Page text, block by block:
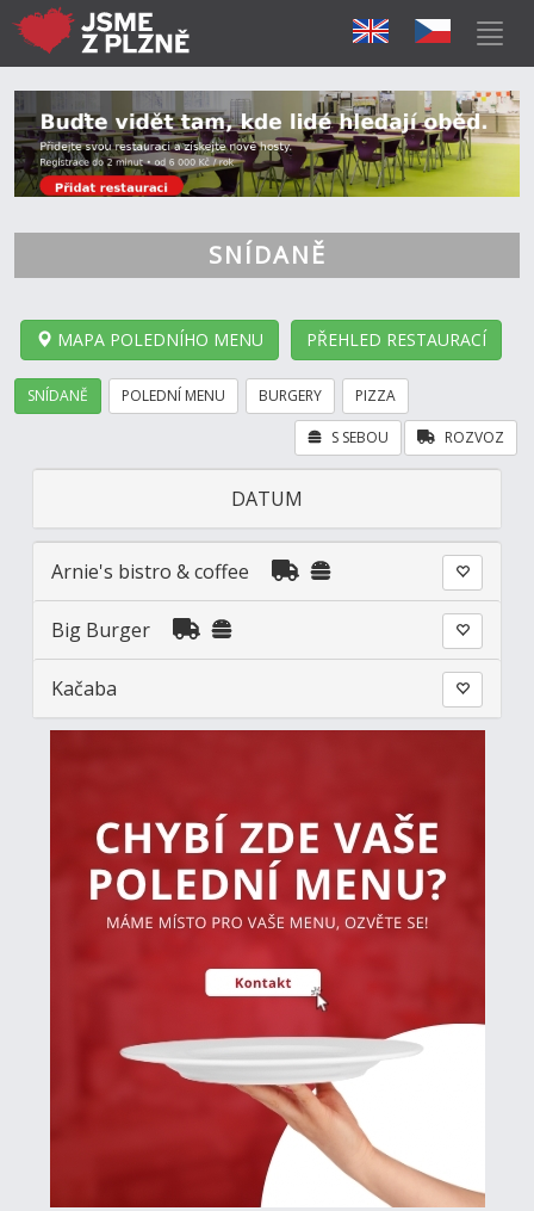
SNÍDANĚ
MAPA POLEDNÍHO MENU PŘEHLED RESTAURACÍ
SNÍDANĚ POLEDNÍ MENU BURGERY PIZZA
ROZVOZ
S SEBOU
DATUM
Arnie's bistro & coffee
Big Burger
Kačaba